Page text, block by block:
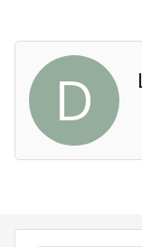
D